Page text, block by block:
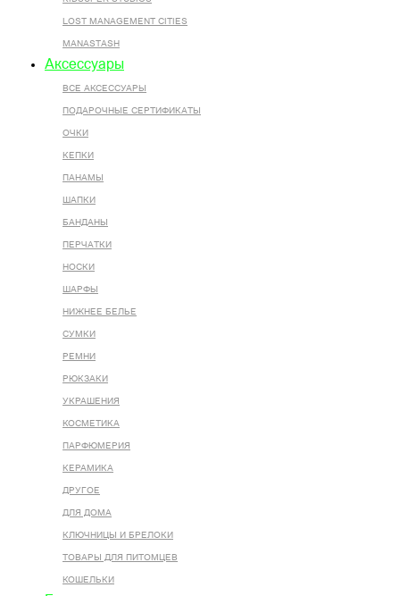
LOST MANAGEMENT CITIES
MANASTASH
Аксессуары
ВСЕ AКСЕССУАРЫ
ПОДАРОЧНЫЕ СЕРТИФИКАТЫ
ОЧКИ
КЕПКИ
ПАНАМЫ
ШАПКИ
БАНДАНЫ
ПЕРЧАТКИ
НОСКИ
ШАРФЫ
НИЖНЕЕ БЕЛЬЕ
СУМКИ
РЕМНИ
РЮКЗАКИ
УКРАШЕНИЯ
КОСМЕТИКА
ПАРФЮМЕРИЯ
КЕРАМИКА
ДРУГОЕ
ДЛЯ ДОМА
КЛЮЧНИЦЫ И БРЕЛОКИ
ТОВАРЫ ДЛЯ ПИТОМЦЕВ
КОШЕЛЬКИ